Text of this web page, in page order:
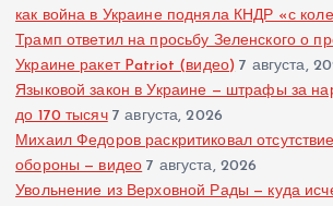
как война в Украине подняла КНДР «с
Трамп ответил на просьбу Зеленского о
Украине ракет Patriot (видео) 7 августа,
Языковой закон в Украине — штрафы за
до 170 тысяч 7 августа, 2026
Михаил Федоров раскритиковал
обороны — видео 7 августа, 2026
Увольнение из Верховной Рады — куда